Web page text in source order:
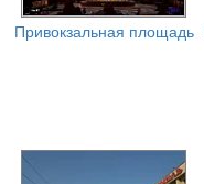
Привокзальная площадь